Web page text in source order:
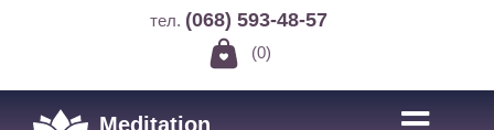
тел. (068) 593-48-57
(0)
Meditation